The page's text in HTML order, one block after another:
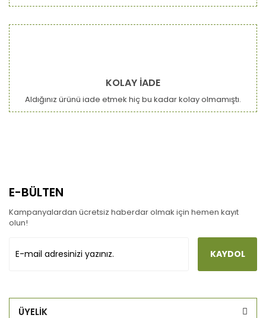
KOLAY İADE
Aldığınız ürünü iade etmek hiç bu kadar kolay olmamıştı.
E-BÜLTEN
Kampanyalardan ücretsiz haberdar olmak için hemen kayıt
olun!
KAYDOL
ÜYELİK